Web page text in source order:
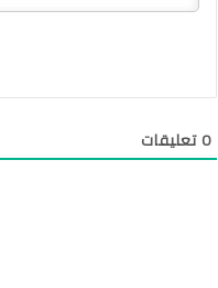
0تعليقات